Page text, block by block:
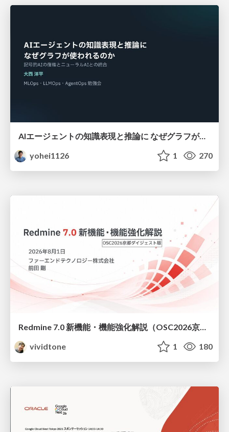
AIエージェントの知識表現と推論に なぜグラフが使われるのか - 記号的AIの復権とニューラルAIとの統合
yohei1126
1 270
vividtone
1 180